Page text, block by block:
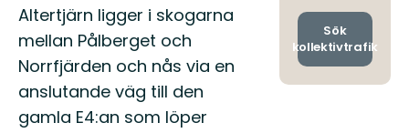
Beskrivning
Altertjärn ligger i skogarna
mellan Pålberget och
Norrfjärden och nås via en
anslutande väg till den
gamla E4:an som löper
och
Sök
kollektivtrafik